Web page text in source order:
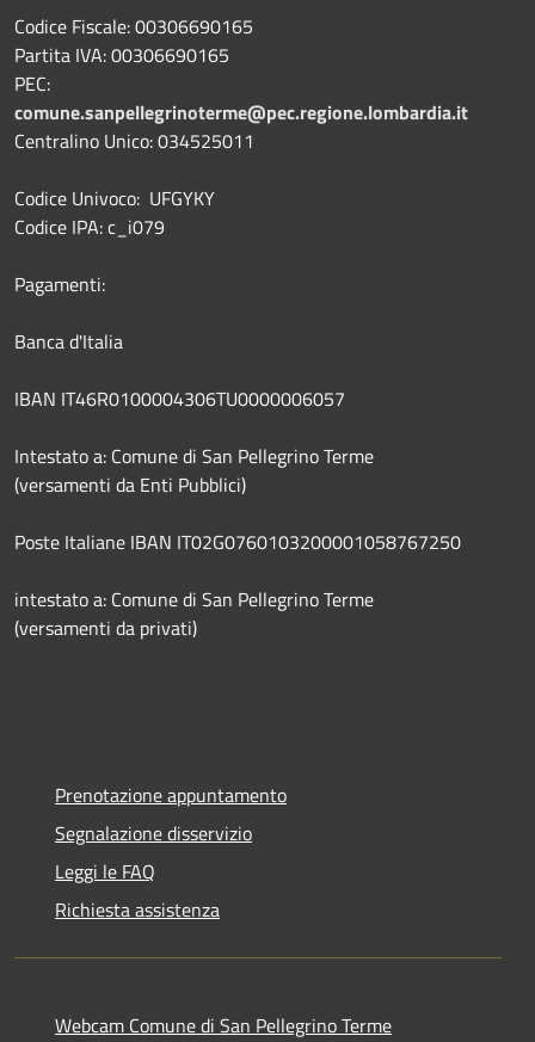
Codice Fiscale: 00306690165
Partita IVA: 00306690165
PEC:
comune.sanpellegrinoterme@pec.regione.lombardia.it
Centralino Unico: 034525011
Codice Univoco: UFGYKY
Codice IPA: c_i079
Pagamenti:
Banca d'Italia
IBAN IT46R0100004306TU0000006057
Intestato a: Comune di San Pellegrino Terme
(versamenti da Enti Pubblici)
Poste Italiane IBAN IT02G0760103200001058767250
intestato a: Comune di San Pellegrino Terme
(versamenti da privati)
Prenotazione appuntamento
Segnalazione disservizio
Leggi le FAQ
Richiesta assistenza
Webcam Comune di San Pellegrino Terme